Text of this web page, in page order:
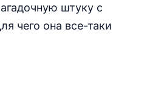
штуку с
чего она все-таки